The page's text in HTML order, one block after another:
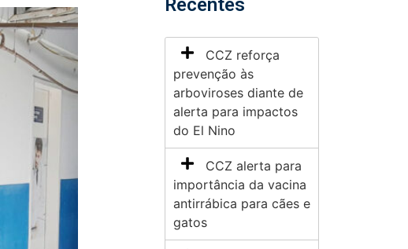
Recentes
CCZ reforça
prevenção às
arboviroses diante de
alerta para impactos
do El Nino
CCZ alerta para
importância da vacina
antirrábica para cães e
gatos